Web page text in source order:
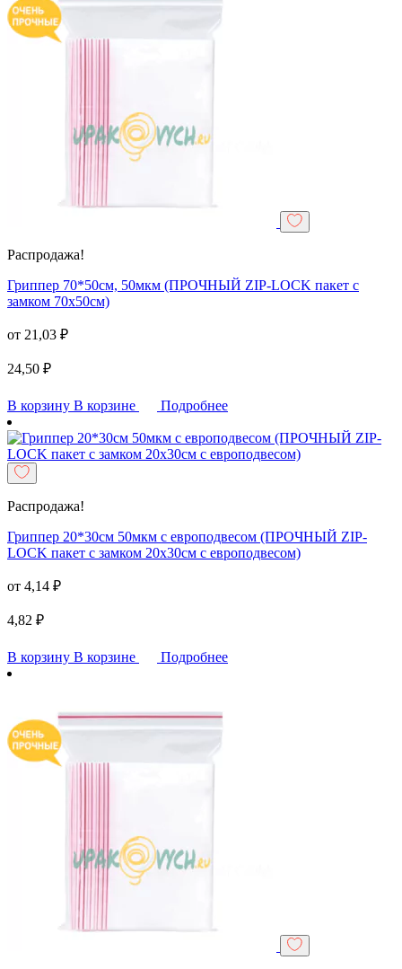
Распродажа!
Гриппер 70*50см, 50мкм (ПРОЧНЫЙ ZIP-LOCK пакет с
замком 70х50см)
от 21,03 ₽
24,50 ₽
В корзину В корзине Подробнее
Распродажа!
Гриппер 20*30см 50мкм с европодвесом (ПРОЧНЫЙ ZIP-
LOCK пакет с замком 20х30см с европодвесом)
от 4,14 ₽
4,82 ₽
В корзину В корзине Подробнее